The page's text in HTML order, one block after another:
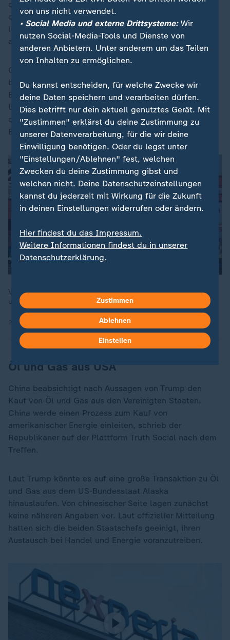
chinesischer Seite, nicht von Trump. Die App gehört
dem chinesischen Bytedance-Konzern, muss jedoch
laut einem US-Gesetz in den Vereinigten Staaten
abgetrennt werden.
Chinas Handelsministerium erklärte, "TikTok
betreffende Fragen" angemessen lösen zu wollen.
Bisher soll das US-Geschäft von TikTok in ein neues
Unternehmen eingebracht werden. Gut 80 Prozent
daran sollen amerikanische Investoren halten - und
Bytedance den Rest.
Vor dem Gipfeltreffen zum Handelsstreit zwischen den USA
und China schienen sich beide Parteien anzunähern.
27.10.2025 | 0:21 min
Öl und Gas aus USA
China beabsichtigt nach Aussagen von Trump den
Kauf von Öl und Gas aus den Vereinigten Staaten.
China werde einen Prozess zum Kauf von
amerikanischer Energie einleiten, schrieb der
Republikaner auf der Plattform Truth Social nach dem
Treffen.
Laut Trump könnte es auf eine große Transaktion zu Öl
und Gas aus dem US-Bundesstaat Alaska
hinauslaufen. Von chinesischer Seite lagen zunächst
keine näheren Angaben vor. Laut offizieller Mitteilung
hatten sich die beiden Staatschefs geeinigt, ihren
Austausch bei Handel und Energie voranzutreiben.
von uns nicht verwendet.
• Social Media und externe Drittsysteme:Wir
nutzen Social-Media-Tools und Dienste von
anderen Anbietern. Unter anderem um das Teilen
von Inhalten zu ermöglichen.
Du kannst entscheiden, für welche Zwecke wir
deine Daten speichern und verarbeiten dürfen.
Dies betrifft nur dein aktuell genutztes Gerät. Mit
"Zustimmen" erklärst du deine Zustimmung zu
unserer Datenverarbeitung, für die wir deine
Einwilligung benötigen. Oder du legst unter
"Einstellungen/Ablehnen" fest, welchen
Zwecken du deine Zustimmung gibst und
welchen nicht. Deine Datenschutzeinstellungen
kannst du jederzeit mit Wirkung für die Zukunft
in deinen Einstellungen widerrufen oder ändern.
Hier findest du das Impressum.
Weitere Informationen findest du in unserer
Datenschutzerklärung.
Zustimmen
Ablehnen
Einstellen